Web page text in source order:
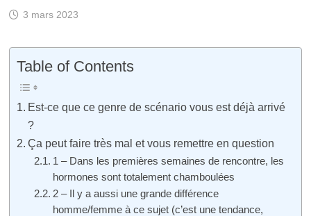
3 mars 2023
Table of Contents
Est-ce que ce genre de scénario vous est déjà arrivé
?
Ça peut faire très mal et vous remettre en question
1 – Dans les premières semaines de rencontre, les
hormones sont totalement chamboulées
2 – Il y a aussi une grande différence
homme/femme à ce sujet (c’est une tendance,